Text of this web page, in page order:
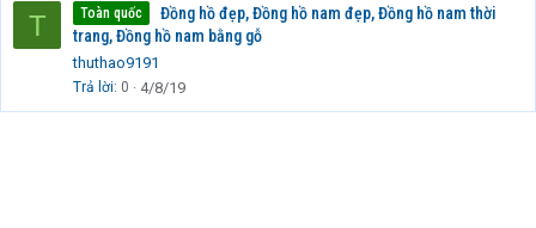
T Toàn quốc
Đồng hồ đẹp, Đồng hồ nam đẹp, Đồng hồ nam thời
trang, Đồng hồ nam bằng gỗ
thuthao9191
Trả lời 0 4/8/19